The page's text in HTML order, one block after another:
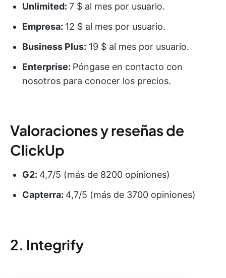
Unlimited: 7 $ al mes por usuario.
Empresa: 12 $ al mes por usuario.
Business Plus: 19 $ al mes por usuario.
Enterprise: Póngase en contacto con
nosotros para conocer los precios.
Valoraciones y reseñas de
ClickUp
G2: 4,7/5 (más de 8200 opiniones)
Capterra: 4,7/5 (más de 3700 opiniones)
2. Integrify